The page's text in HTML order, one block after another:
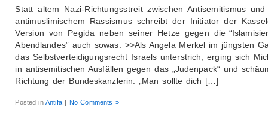
Statt altem Nazi-Richtungsstreit zwischen Antisemitismus und
antimuslimischem Rassismus schreibt der Initiator der
Version von Pegida neben seiner Hetze gegen die
Abendlandes” auch sowas: >>Als Angela Merkel im jüngsten
das Selbstverteidigungsrecht Israels unterstrich, erging sich
in antisemitischen Ausfällen gegen das „Judenpack“ und
Richtung der Bundeskanzlerin: „Man sollte dich […]
Posted inAntifa | No Comments »